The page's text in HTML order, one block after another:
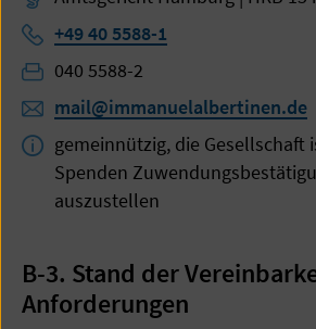
Telefon:
+49 40 5588-1
Telefon:
040 5588-2
mail@immanuelalbertinen.de
gemeinnützig, die Gesellschaft
Spenden
auszustellen
B-3. Stand der
Anforderungen